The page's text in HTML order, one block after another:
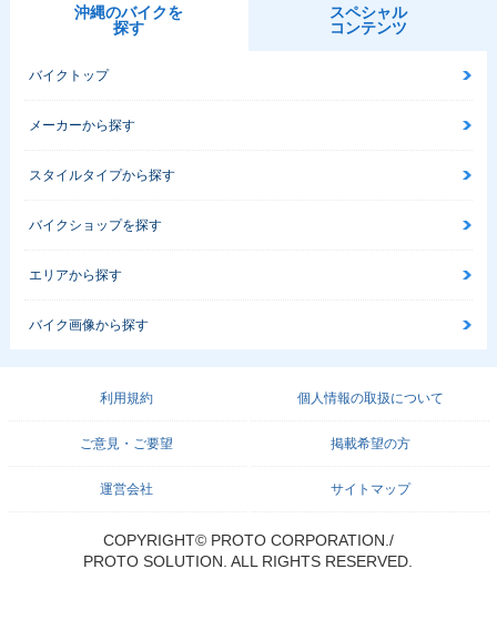
沖縄のバイクを
探す
スペシャル
コンテンツ
バイクトップ
メーカーから探す
スタイルタイプから探す
バイクショップを探す
エリアから探す
バイク画像から探す
利用規約 個人情報の取扱について
ご意見・ご要望 掲載希望の方
運営会社 サイトマップ
COPYRIGHT© PROTO CORPORATION./
PROTO SOLUTION. ALL RIGHTS RESERVED.